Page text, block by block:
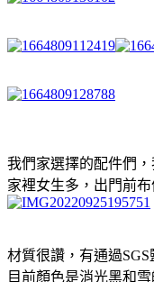
我們家選擇的配件們
家裡女生多，出門前
材質很讚，有通過
目前顏色是消光黑和